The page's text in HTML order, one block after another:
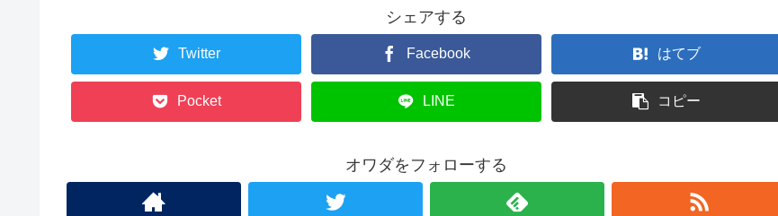
シェアする
Twitter Facebook はてブ
Pocket LINE コピー
オワダをフォローする